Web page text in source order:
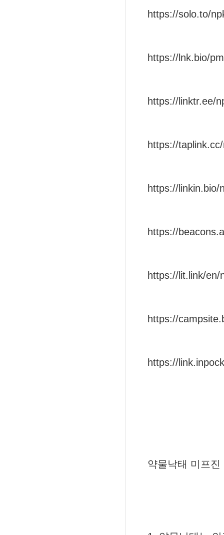
https://solo.to/
https://lnk.bio/
https://linktr.ee/
https://
https://linkin.bio/
https://
https://lit.link/en/
https://
https://
약물낙태 미프진